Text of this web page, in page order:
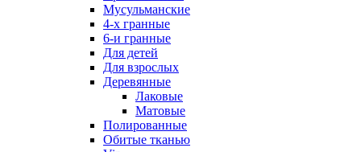
Мусульманские
4-х гранные
6-и гранные
Для детей
Для взрослых
Деревянные
Лаковые
Матовые
Полированные
Обитые тканью